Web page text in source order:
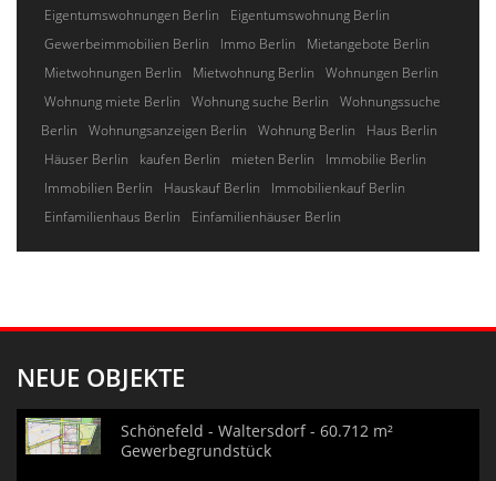
Eigentumswohnungen Berlin
Eigentumswohnung Berlin
Gewerbeimmobilien Berlin
Immo Berlin
Mietangebote Berlin
Mietwohnungen Berlin
Mietwohnung Berlin
Wohnungen Berlin
Wohnung miete Berlin
Wohnung suche Berlin
Wohnungssuche
Berlin
Wohnungsanzeigen Berlin Wohnung Berlin
Haus Berlin
Häuser Berlin
kaufen Berlin mieten Berlin
Immobilie Berlin
Immobilien Berlin
Hauskauf Berlin
Immobilienkauf Berlin
Einfamilienhaus Berlin
Einfamilienhäuser Berlin
NEUE OBJEKTE
Schönefeld - Waltersdorf - 60.712 m²
Gewerbegrundstück